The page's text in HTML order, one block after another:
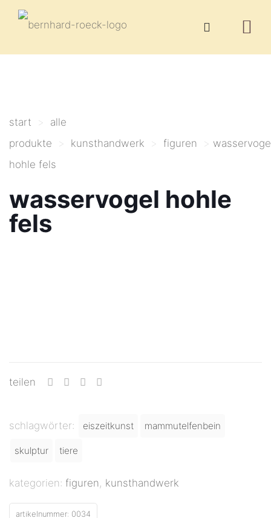
start >
alle
produkte
> kunsthandwerk > figuren >
hohle fels
wasservogel hohle
fels
teilen
schlagwörter: eiszeitkunst mammutelfenbein
skulptur tiere
kategorien: figuren, kunsthandwerk
artikelnummer: 0034